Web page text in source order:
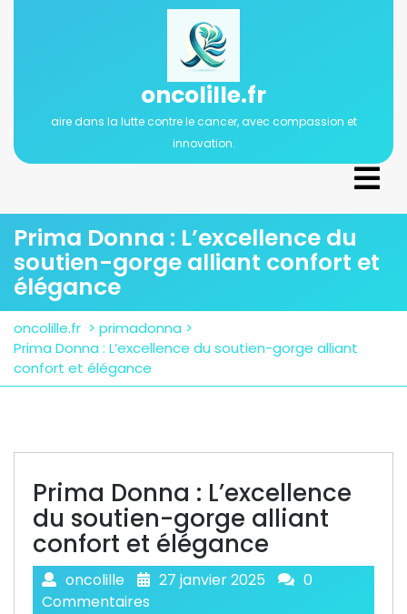
oncolille.fr
aire dans la lutte contre le cancer, avec compassion et
innovation.
Prima Donna : L’excellence du
soutien-gorge alliant confort et
élégance
oncolille.fr > primadonna >
Prima Donna : L’excellence du soutien-gorge alliant
confort et élégance
Prima Donna : L’excellence
du soutien-gorge alliant
confort et élégance
oncolille 27 janvier 2025
0
Commentaires